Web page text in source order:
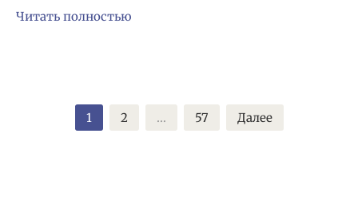
Читать полностью
1 2 … 57 Далее